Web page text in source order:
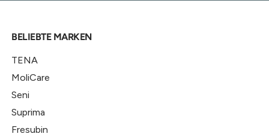
BELIEBTE MARKEN
TENA
MoliCare
Seni
Suprima
Fresubin